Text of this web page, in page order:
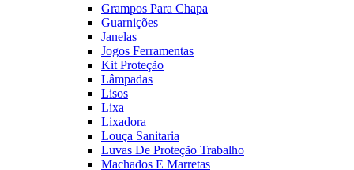
Grampos Para Chapa
Guarnições
Janelas
Jogos Ferramentas
Kit Proteção
Lâmpadas
Lisos
Lixa
Lixadora
Louça Sanitaria
Luvas De Proteção Trabalho
Machados E Marretas